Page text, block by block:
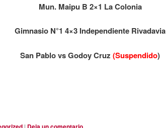
Mun. Maipu B 2×1 La Colonia
Gimnasio N°1 4×3 Independiente Rivadavia
San Pablo vs Godoy Cruz (Suspendido)
|